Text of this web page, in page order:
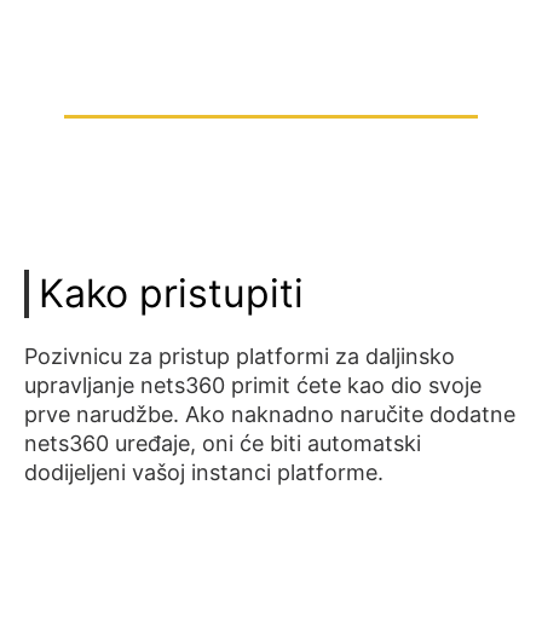
Kako pristupiti
Pozivnicu za pristup platformi za daljinsko
upravljanje nets360 primit ćete kao dio svoje
prve narudžbe. Ako naknadno naručite dodatne
nets360 uređaje, oni će biti automatski
dodijeljeni vašoj instanci platforme.